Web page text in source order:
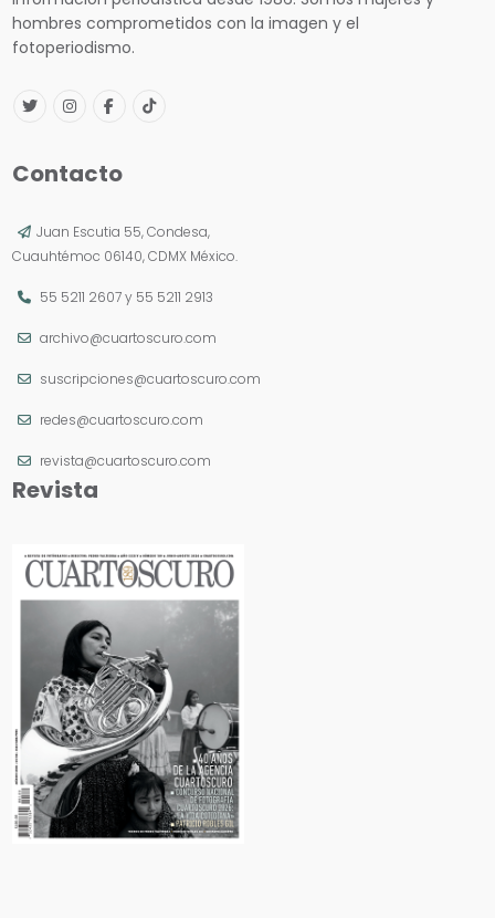
hombres comprometidos con la imagen y el
fotoperiodismo.
Contacto
Juan Escutia 55, Condesa,
Cuauhtémoc 06140, CDMX México.
55 5211 2607y 55 5211 2913
archivo@cuartoscuro.com
suscripciones@cuartoscuro.com
redes@cuartoscuro.com
revista@cuartoscuro.com
Revista